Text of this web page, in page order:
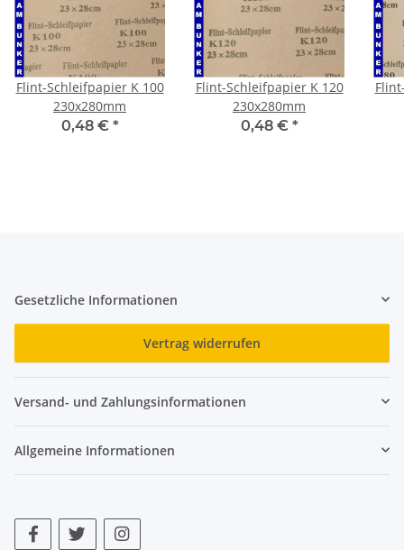
Flint-Schleifpapier K 100
230x280mm
0,48 € *
Flint-Schleifpapier K 120
230x280mm
0,48 € *
Gesetzliche Informationen
Vertrag widerrufen
Versand- und Zahlungsinformationen
Allgemeine Informationen